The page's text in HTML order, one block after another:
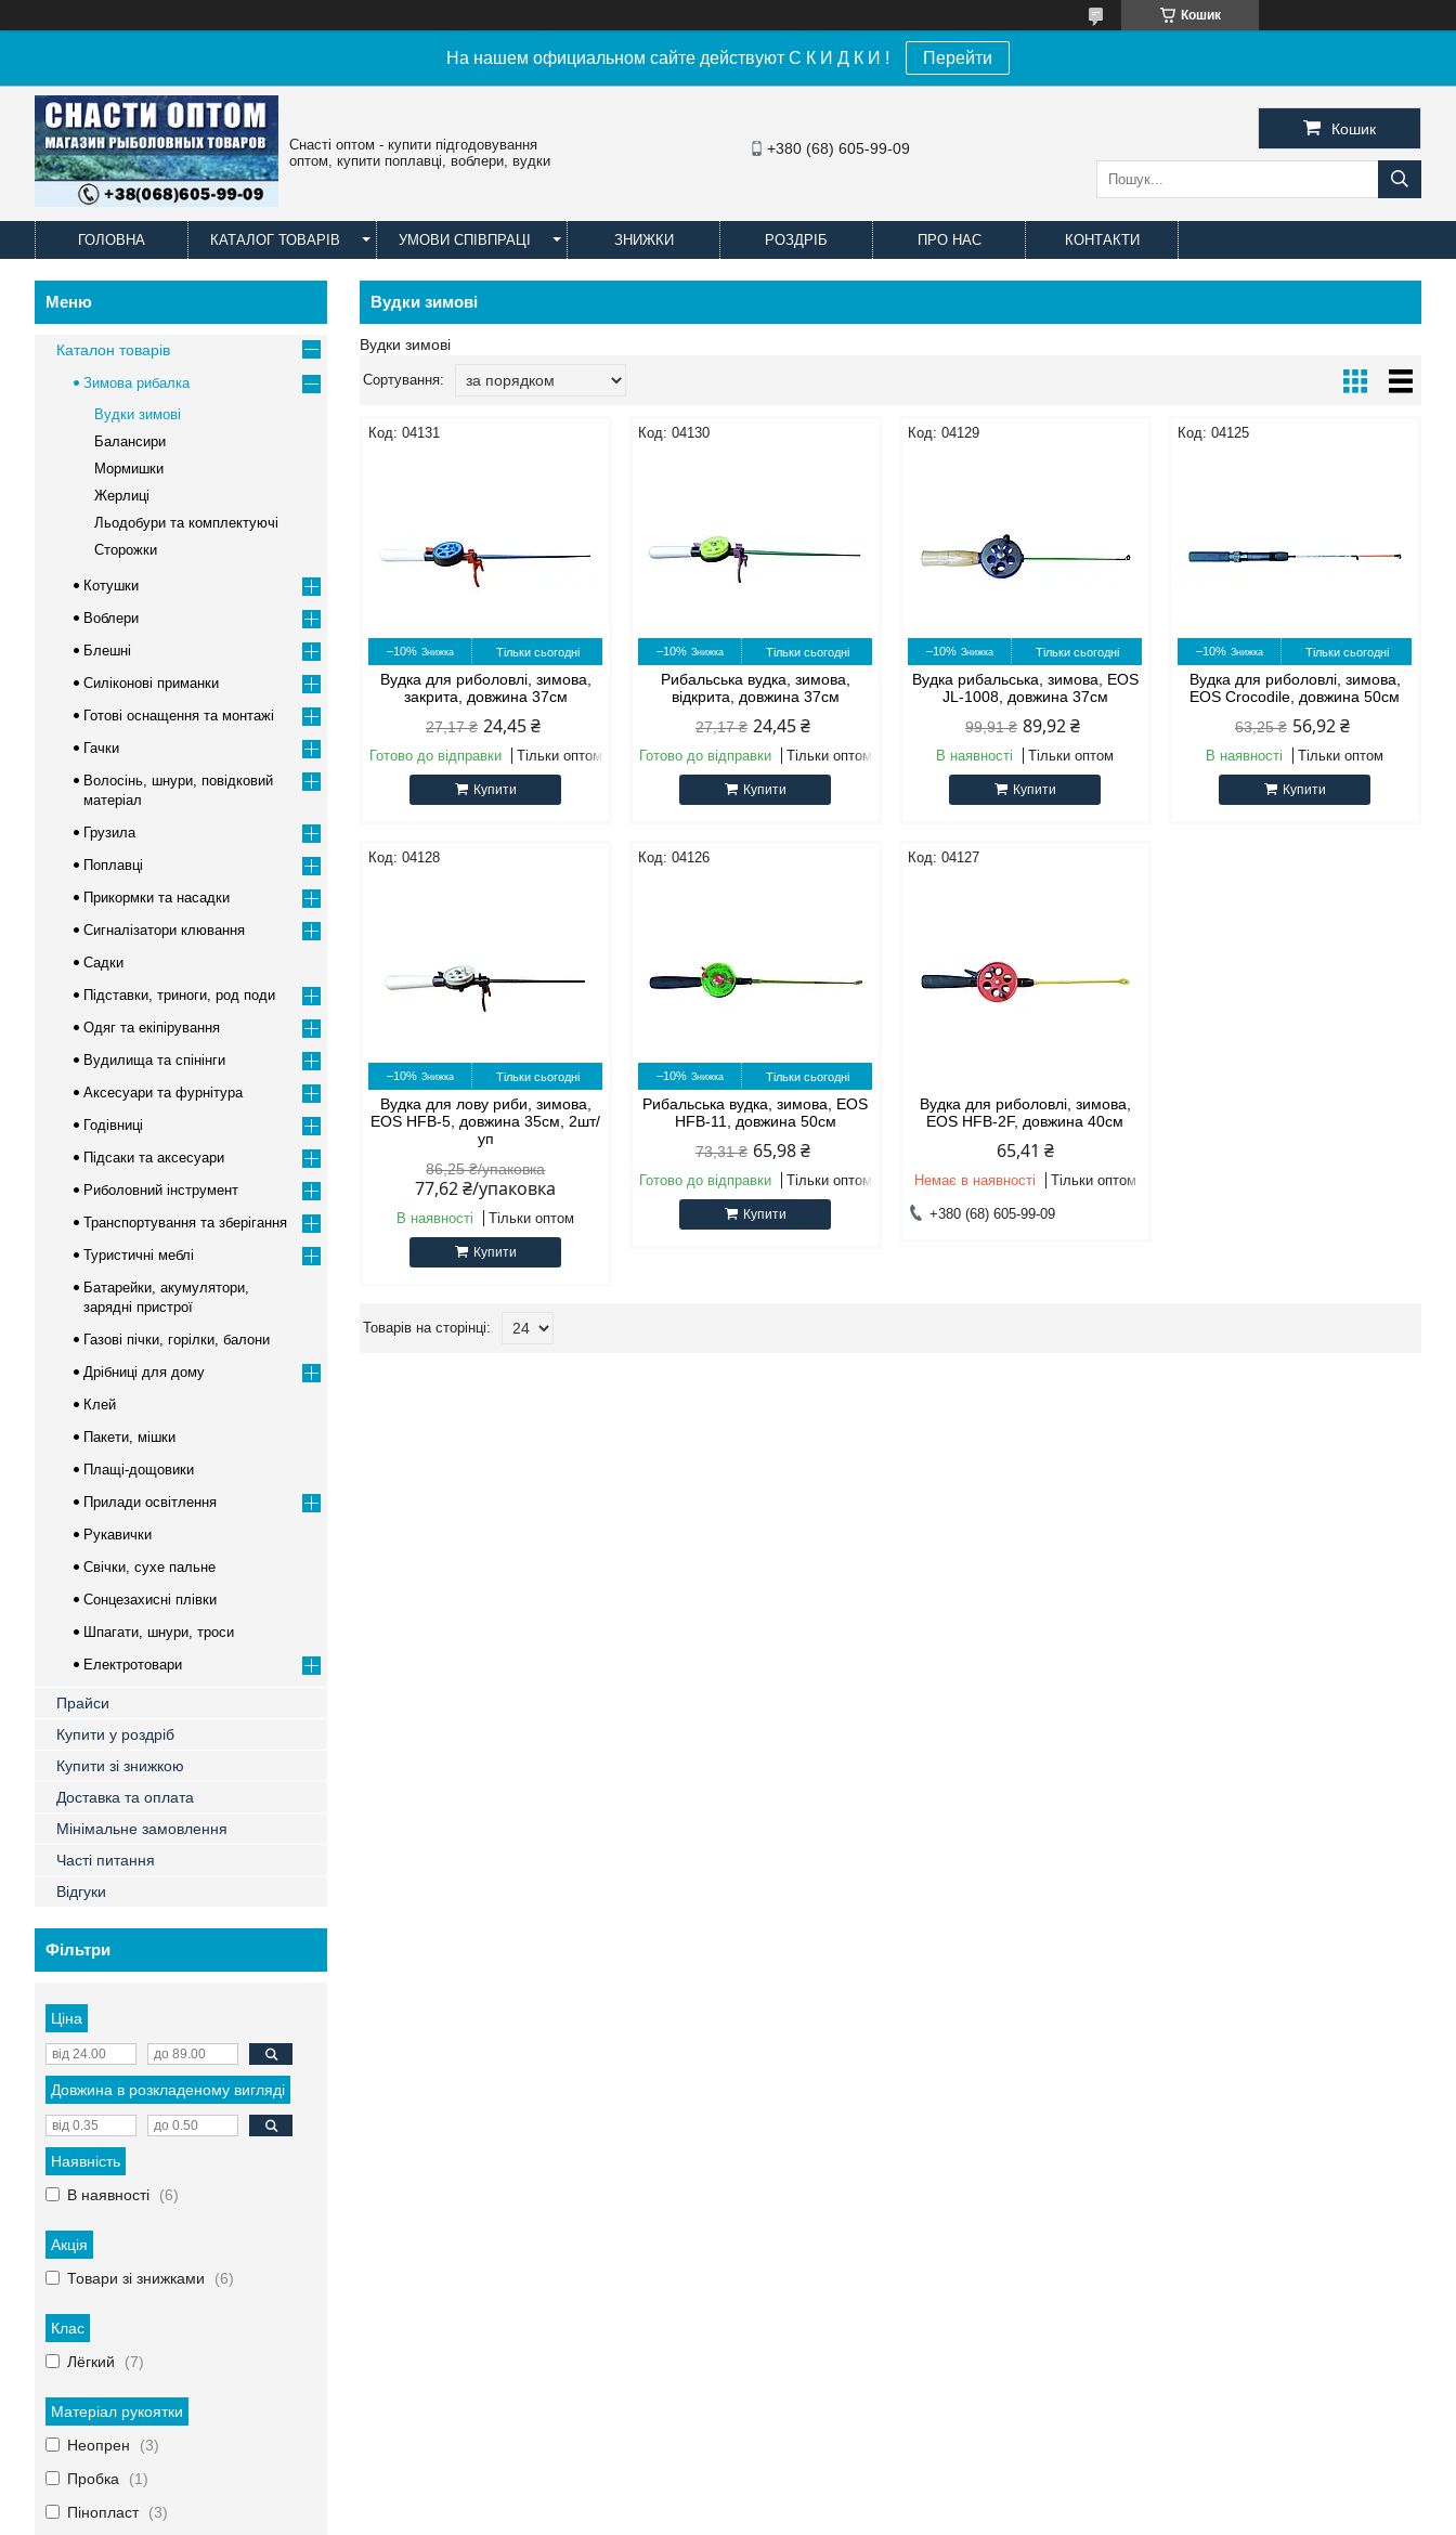
Кошик
На нашем официальном сайте действуют С К И Д К И ! Перейти
Снасті оптом - купити підгодовування
оптом, купити поплавці, воблери, вудки
+380 (68) 605-99-09
Кошик
ГОЛОВНА КАТАЛОГ ТОВАРІВ УМОВИ СПІВПРАЦІ ЗНИЖКИ РОЗДРІБ ПРО НАС КОНТАКТИ
Вудки зимові
Вудки зимові
04131
–10% Тільки сьогодні
Вудка для риболовлі, зимова,
закрита, довжина 37см
27,17 ₴ 24,45 ₴
Готово до відправки Тільки оптом
Купити
04130
–10% Тільки сьогодні
Рибальська вудка, зимова,
відкрита, довжина 37см
27,17 ₴ 24,45 ₴
Готово до відправки Тільки оптом
Купити
04129
–10% Тільки сьогодні
Вудка рибальська, зимова, EOS
JL-1008, довжина 37см
99,91 ₴ 89,92 ₴
В наявності Тільки оптом
Купити
04125
–10% Тільки сьогодні
Вудка для риболовлі, зимова,
EOS Crocodile, довжина 50см
63,25 ₴ 56,92 ₴
В наявності Тільки оптом
Купити
04128
–10% Тільки сьогодні
Вудка для лову риби, зимова,
EOS HFB-5, довжина 35см, 2шт/
уп
86,25 ₴/упаковка
77,62 ₴/упаковка
В наявності Тільки оптом
Купити
04126
–10% Тільки сьогодні
Рибальська вудка, зимова, EOS
HFB-11, довжина 50см
73,31 ₴ 65,98 ₴
Готово до відправки Тільки оптом
Купити
04127
Вудка для риболовлі, зимова,
EOS HFB-2F, довжина 40см
65,41 ₴
Немає в наявності Тільки оптом
+380 (68) 605-99-09
Каталон товарів
Зимова рибалка
Вудки зимові
Балансири
Мормишки
Жерлиці
Льодобури та комплектуючі
Сторожки
Котушки
Воблери
Блешні
Силіконові приманки
Готові оснащення та монтажі
Гачки
Волосінь, шнури, повідковий
матеріал
Грузила
Поплавці
Прикормки та насадки
Сигналізатори клювання
Садки
Підставки, триноги, род поди
Одяг та екіпірування
Вудилища та спінінги
Аксесуари та фурнітура
Годівниці
Підсаки та аксесуари
Риболовний інструмент
Транспортування та зберігання
Туристичні меблі
Батарейки, акумулятори,
зарядні пристрої
Газові пічки, горілки, балони
Дрібниці для дому
Клей
Пакети, мішки
Плащі-дощовики
Прилади освітлення
Рукавички
Свічки, сухе пальне
Сонцезахисні плівки
Шпагати, шнури, троси
Електротовари
Прайси
Купити у роздріб
Купити зі знижкою
Доставка та оплата
Мінімальне замовлення
Часті питання
Відгуки
Фільтри
Ціна
Довжина в розкладеному вигляді
Наявність
В наявності
6
Акція
Товари зі знижками
6
Клас
Лёгкий
7
Матеріал рукоятки
Неопрен
3
Пробка
1
Пінопласт
3